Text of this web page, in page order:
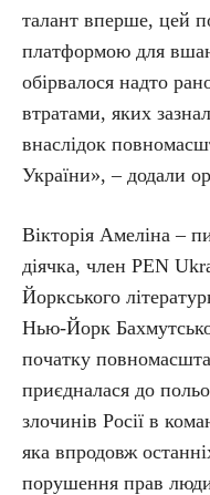
талант вперше, цей
платформою для
обірвалося надто
втратами, яких
внаслідок
України», – додали
Вікторія Амеліна –
діячка, член PEN
Йоркського
Нью-Йорк
початку
приєдналася до
злочинів Росії в
яка впродовж
порушення прав